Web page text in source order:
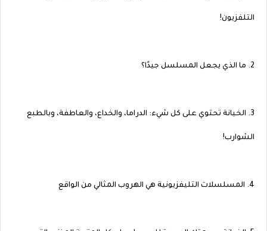
التلفزيون!
2. ما الذي يجعل المسلسل جيدًا؟
3. الخيانة تحتوي على كل شيء: الدراما، والخداع، والعاطفة، وبالطبع
الشوارب!
4. المسلسلات التليفزيونية هي الهروب المثالي من الواقع